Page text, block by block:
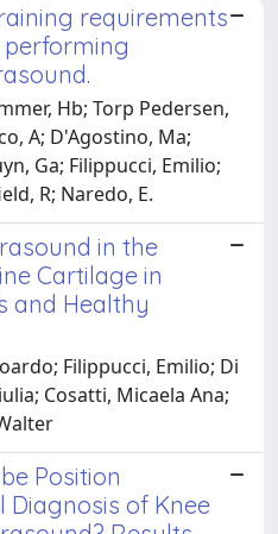
requirements
Hb; Torp Pedersen,
A; D'Agostino, Ma;
Ga; Filippucci, Emilio;
R; Naredo, E.
in the
Cartilage in
and Healthy
Filippucci, Emilio; Di
Cosatti, Micaela Ana;
Position
Diagnosis of Knee